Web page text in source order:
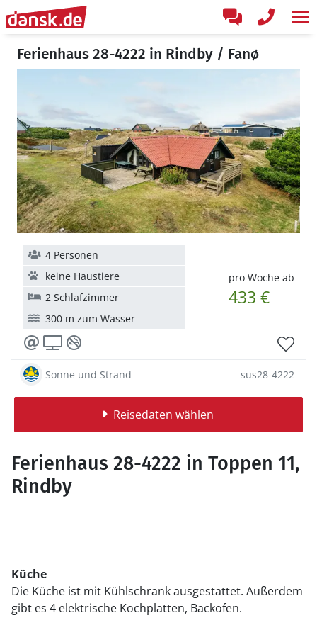
Ferienhaus 28-4222 in Rindby / Fanø
pro Woche ab
433 €
4 Personen
keine Haustiere
2 Schlafzimmer
300 m zum Wasser
Sonne und Strand sus28-4222
Reisedaten wählen
Ferienhaus 28-4222 in Toppen 11,
Rindby
Küche
Die Küche ist mit Kühlschrank ausgestattet. Außerdem
gibt es 4 elektrische Kochplatten, Backofen.